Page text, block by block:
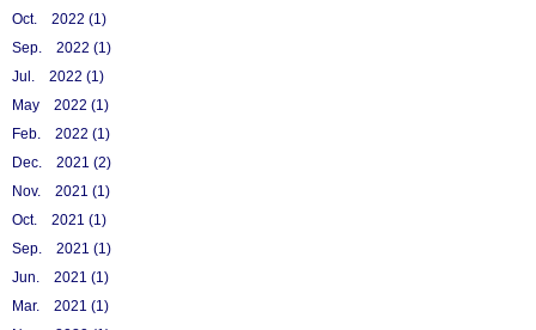
Oct. 2022 (1)
Sep. 2022 (1)
Jul. 2022 (1)
May 2022 (1)
Feb. 2022 (1)
Dec. 2021 (2)
Nov. 2021 (1)
Oct. 2021 (1)
Sep. 2021 (1)
Jun. 2021 (1)
Mar. 2021 (1)